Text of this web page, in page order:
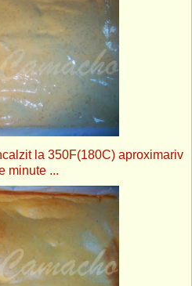
la 350F(180C) aproximariv
minute ...